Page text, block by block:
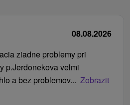
08.08.2026
ziadne problemy pri
p.Jerdonekova velmi
a bez problemov... Zobrazit